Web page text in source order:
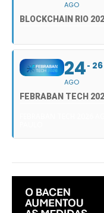
AGO
BLOCKCHAIN RIO
24
AGO
26
FEBRABAN TECH